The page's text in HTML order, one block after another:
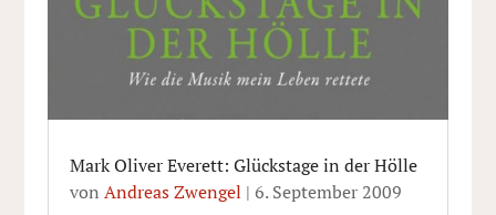
Mark Oliver Everett: Glückstage in der Hölle
von Andreas Zwengel | 6. September 2009